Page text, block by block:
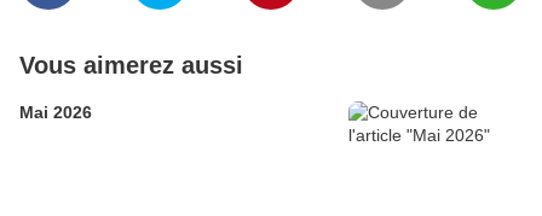
Vous aimerez aussi
Mai 2026